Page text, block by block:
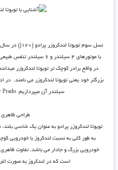
نسل سوم تویوتا لندکروزر پرادو (j120)
با موتورهای ۴ سیلندر و ۶
در واقع برادر کوچک تر تویوتا لندکروزر
سیلندر آن میپردازیم. Toyota Land Cruiser Prado
طراحی ظاهری
تویوتا لندکروزر پرادو به عنوان یک شاسی
به طور کلی به نسبت لندکروز با خودرویی
خودرویی بزرگ و جادار می باشد. تفاوت ظاهری
است که در لندکروز به صورت